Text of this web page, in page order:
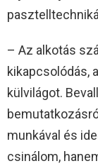
– Az alkotás
kikapcsolódás,
külvilágot.
munkával és
csinálom,